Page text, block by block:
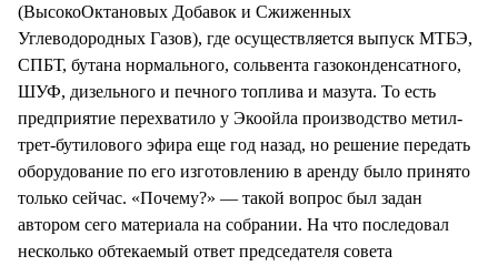
(ВысокоОктановых Добавок и Сжиженных
Углеводородных Газов), где осуществляется выпуск МТБЭ,
СПБТ, бутана нормального, сольвента газоконденсатного,
ШУФ, дизельного и печного топлива и мазута. То есть
предприятие перехватило у Экоойла производство метил-
трет-бутилового эфира еще год назад, но решение передать
оборудование по его изготовлению в аренду было принято
только сейчас. «Почему?» — такой вопрос был задан
автором сего материала на собрании. На что последовал
несколько обтекаемый ответ председателя совета